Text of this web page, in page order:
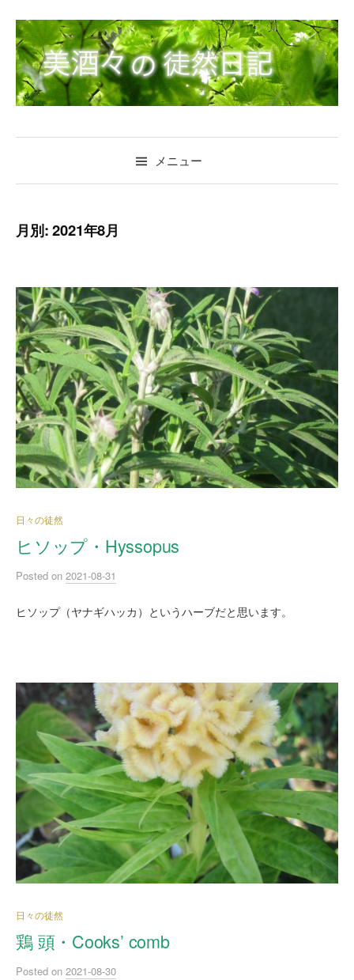
ン
テ
ン
ツ
ス
ッ
メニュー
月別: 2021年8月
日々の徒然
ヒソップ・Hyssopus
Posted on 2021-08-31
ヒソップ（ヤナギハッカ）というハーブだと思います。
日々の徒然
鶏 頭・Cooks’ comb
Posted on 2021-08-30